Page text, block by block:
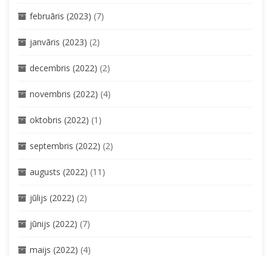
februāris (2023) (7)
janvāris (2023) (2)
decembris (2022) (2)
novembris (2022) (4)
oktobris (2022) (1)
septembris (2022) (2)
augusts (2022) (11)
jūlijs (2022) (2)
jūnijs (2022) (7)
maijs (2022) (4)